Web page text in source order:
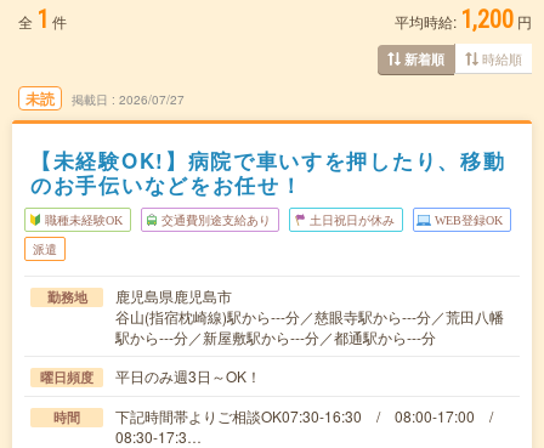
全 1 件 平均時給: 1,200 円
新着順 時給順
未読 掲載日 2026/07/27
【未経験OK!】病院で車いすを押したり、移動
のお手伝いなどをお任せ！
職種未経験OK 交通費別途支給あり 土日祝日が休み WEB登録OK
派遣
勤務地
鹿児島県鹿児島市
谷山(指宿枕崎線)駅から---分／慈眼寺駅から---分／荒田八幡
駅から---分／新屋敷駅から---分／都通駅から---分
曜日頻度 平日のみ週3日～OK！
時間
下記時間帯よりご相談OK07:30-16:30 / 08:00-17:00 /
08:30-17:3…